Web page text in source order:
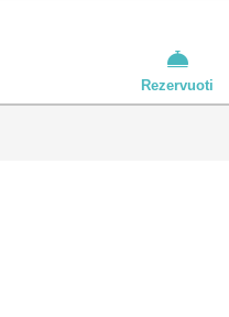
Rezervuoti